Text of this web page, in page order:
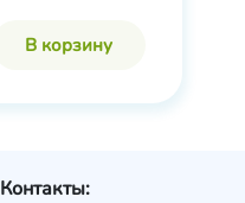
В корзину
Контакты: